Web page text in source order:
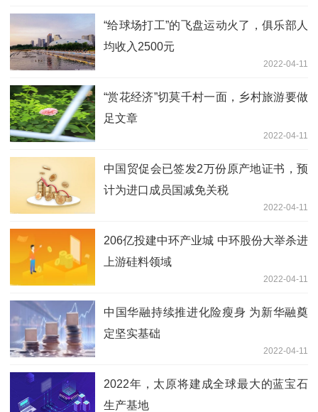
“给球场打工”的飞盘运动火了，俱乐部人
均收入2500元
2022-04-11
“赏花经济”切莫千村一面，乡村旅游要做
足文章
2022-04-11
中国贸促会已签发2万份原产地证书，预
计为进口成员国减免关税
2022-04-11
206亿投建中环产业城 中环股份大举杀进
上游硅料领域
2022-04-11
中国华融持续推进化险瘦身 为新华融奠
定坚实基础
2022-04-11
2022年，太原将建成全球最大的蓝宝石
生产基地